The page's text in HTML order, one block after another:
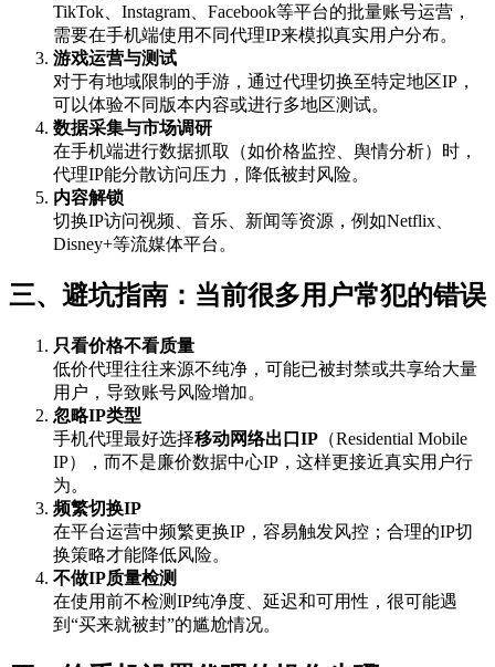
TikTok、Instagram、Facebook等平台的批量账号运营，
需要在手机端使用不同代理IP来模拟真实用户分布。
游戏运营与测试
对于有地域限制的手游，通过代理切换至特定地区IP，
可以体验不同版本内容或进行多地区测试。
数据采集与市场调研
在手机端进行数据抓取（如价格监控、舆情分析）时，
代理IP能分散访问压力，降低被封风险。
内容解锁
切换IP访问视频、音乐、新闻等资源，例如Netflix、
Disney+等流媒体平台。
三、避坑指南：当前很多用户常犯的错误
只看价格不看质量
低价代理往往来源不纯净，可能已被封禁或共享给大量
用户，导致账号风险增加。
忽略IP类型
手机代理最好选择移动网络出口IP （Residential Mobile
IP），而不是廉价数据中心IP，这样更接近真实用户行
为。
频繁切换IP
在平台运营中频繁更换IP，容易触发风控；合理的IP切
换策略才能降低风险。
不做IP质量检测
在使用前不检测IP纯净度、延迟和可用性，很可能遇
到“买来就被封”的尴尬情况。